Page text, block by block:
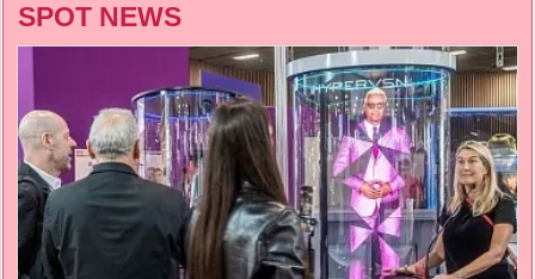
SPOT NEWS